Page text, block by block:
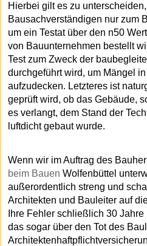
Hierbei gilt es zu
Bausachverständigen nur zum
um ein Testat über den n50
von Bauunternehmen bestellt
Test zum Zweck der
durchgeführt wird, um Mängel
aufzudecken. Letzteres ist
geprüft wird, ob das Gebäude,
es verlangt, dem Stand der
luftdicht gebaut wurde.
Wenn wir im Auftrag des
beim Bauen Wolfenbüttel
außerordentlich streng und
Architekten und Bauleiter auf
Ihre Fehler schließlich 30
das sogar über den Tot des